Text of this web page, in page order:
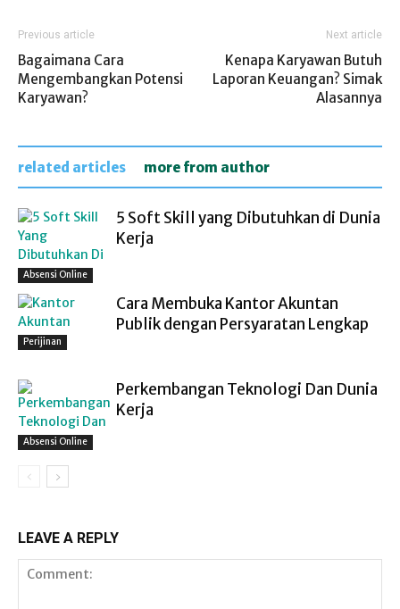
Previous article
Bagaimana Cara
Mengembangkan Potensi
Karyawan?
Next article
Kenapa Karyawan Butuh
Laporan Keuangan? Simak
Alasannya
related articles more from author
Absensi Online
5 Soft Skill yang Dibutuhkan di Dunia
Kerja
Perijinan
Cara Membuka Kantor Akuntan
Publik dengan Persyaratan Lengkap
Absensi Online
Perkembangan Teknologi Dan Dunia
Kerja
LEAVE A REPLY